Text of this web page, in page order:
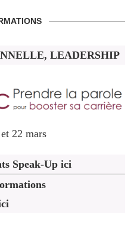
LEADERSHIP
22 mars
Speak-Up ici